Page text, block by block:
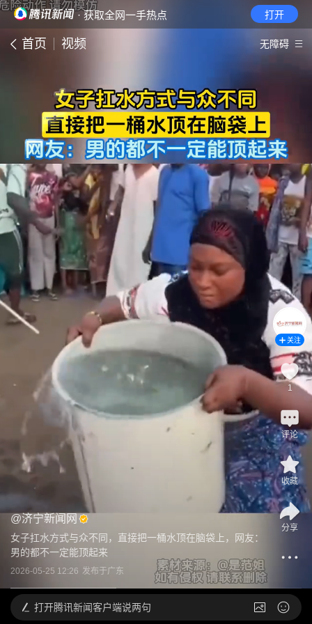
· 获取全网一手热点 打开
首页 视频 无障碍
@济宁新闻网
女子扛水方式与众不同，直接把一桶水顶在脑袋上，网友：
男的都不一定能顶起来
2026-05-25 12:26 发布于广东
关注
1
评论
收藏
分享
打开腾讯新闻客户端说两句